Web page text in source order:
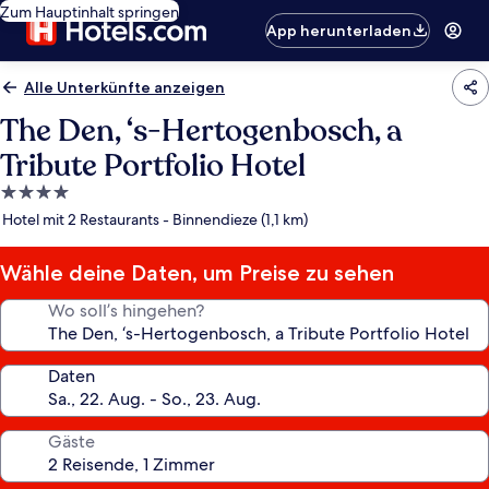
Zum Hauptinhalt springen
App herunterladen
Alle Unterkünfte anzeigen
The Den, ‘s-Hertogenbosch, a
Tribute Portfolio Hotel
4.0-
Sterne-
Hotel mit 2 Restaurants - Binnendieze (1,1 km)
Wähle deine Daten, um Preise zu sehen
Wo soll’s hingehen?
Daten
Gäste